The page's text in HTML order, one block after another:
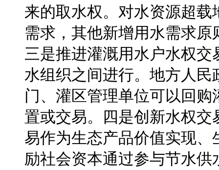
来的取水权。对水资源超
需求，其他新增用水需求
三是推进灌溉用水户水权
水组织之间进行。地方人
门、灌区管理单位可以回
置或交易。四是创新水权
易作为生态产品价值实现
励社会资本通过参与节水